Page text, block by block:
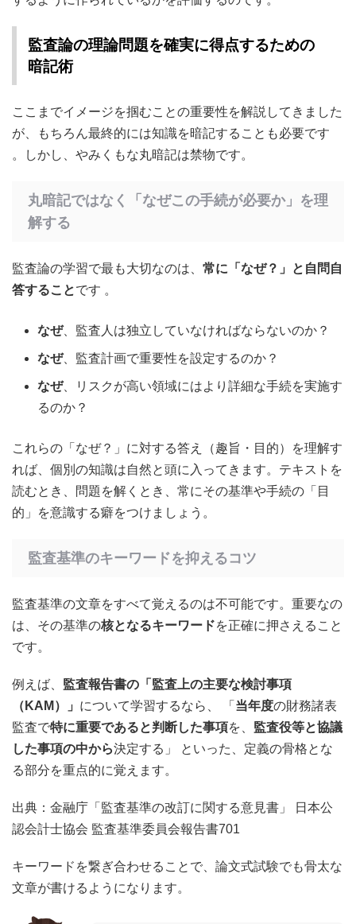
監査論の理論問題を確実に得点するための
暗記術
ここまでイメージを掴むことの重要性を解説してきました
が、もちろん最終的には知識を暗記することも必要です
。しかし、やみくもな丸暗記は禁物です。
丸暗記ではなく「なぜこの手続が必要か」を理
解する
監査論の学習で最も大切なのは、 常に「なぜ？」と自問自
答することです 。
なぜ、監査人は独立していなければならないのか？
なぜ、監査計画で重要性を設定するのか？
なぜ、リスクが高い領域にはより詳細な手続を実施す
るのか？
これらの「なぜ？」に対する答え（趣旨・目的）を理解す
れば、個別の知識は自然と頭に入ってきます。テキストを
読むとき、問題を解くとき、常にその基準や手続の「目
的」を意識する癖をつけましょう。
監査基準のキーワードを抑えるコツ
監査基準の文章をすべて覚えるのは不可能です。重要なの
は、その基準の核となるキーワードを正確に押さえること
です。
例えば、 監査報告書の「監査上の主要な検討事項
（KAM）」 について学習するなら、 「 当年度の財務諸表
監査で特に重要であると判断した事項を、 監査役等と協議
した事項の中から決定する」 といった、定義の骨格とな
る部分を重点的に覚えます。
出典：金融庁「監査基準の改訂に関する意見書」 日本公
認会計士協会 監査基準委員会報告書701
キーワードを繋ぎ合わせることで、論文式試験でも骨太な
文章が書けるようになります。